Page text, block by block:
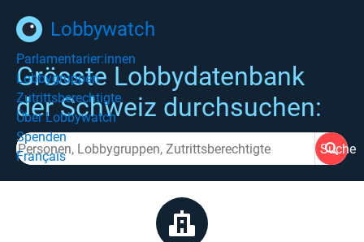
Lobbywatch
Parlamentarier:innen
Lobbygruppen
Zutrittsberechtigte
Über Lobbywatch
Spenden
Français
Grösste Lobbydatenbank
der Schweiz durchsuchen:
Suche